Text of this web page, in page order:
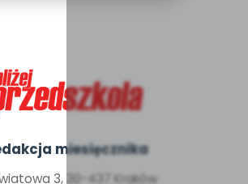
miesięcznika
3, 30-437 Kraków